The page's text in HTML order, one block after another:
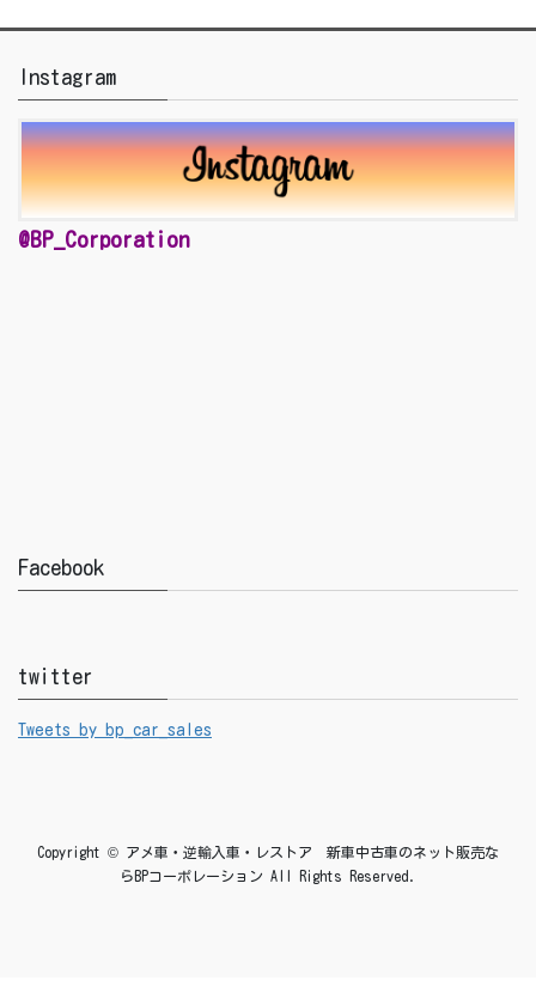
Instagram
@BP_Corporation
Facebook
twitter
Tweets by bp_car_sales
Copyright © アメ車・逆輸入車・レストア 新車中古車のネット販売な
らBPコーポレーション All Rights Reserved.